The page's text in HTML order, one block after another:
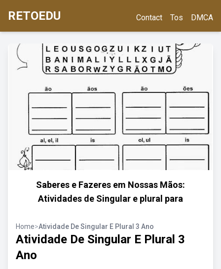
RETOEDU Contact Tos DMCA
Saberes e Fazeres em Nossas Mãos:
Atividades de Singular e plural para
Home>Atividade De Singular E Plural 3 Ano
Atividade De Singular E Plural 3
Ano